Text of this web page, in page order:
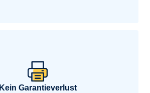
Kein Garantieverlust